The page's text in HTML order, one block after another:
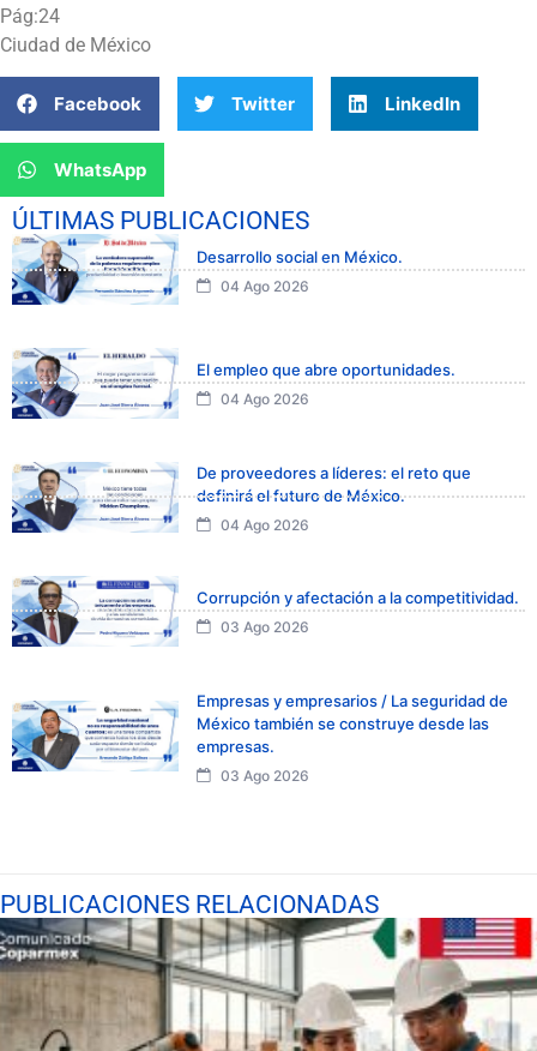
Pág:24
Ciudad de México
Facebook Twitter LinkedIn
WhatsApp
ÚLTIMAS PUBLICACIONES
Desarrollo social en México.
04 Ago 2026
El empleo que abre oportunidades.
04 Ago 2026
De proveedores a líderes: el reto que
definirá el futuro de México.
04 Ago 2026
Corrupción y afectación a la competitividad.
03 Ago 2026
Empresas y empresarios / La seguridad de
México también se construye desde las
empresas.
03 Ago 2026
PUBLICACIONES RELACIONADAS